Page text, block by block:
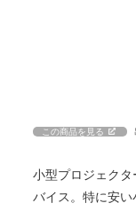
この商品を見る
小型プロジェク
バイス。特に安